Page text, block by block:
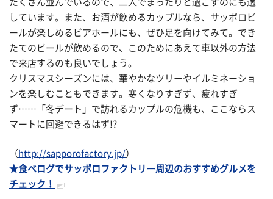
たくさん並んでいるので、二人でまったりと過ごすのにも適
しています。また、お酒が飲めるカップルなら、サッポロビ
ールが楽しめるビアホールにも、ぜひ足を向けてみて。でき
たてのビールが飲めるので、このためにあえて車以外の方法
で来店するのも良いでしょう。
クリスマスシーズンには、華やかなツリーやイルミネーショ
ンを楽しむこともできます。寒くなりすぎず、疲れすぎ
ず……「冬デート」で訪れるカップルの危機も、ここならス
マートに回避できるはず!?
（ http://sapporofactory.jp/）
★食べログでサッポロファクトリー周辺のおすすめグルメを
チェック！